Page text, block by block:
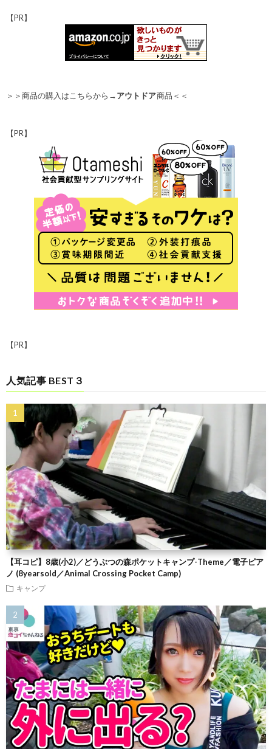
【PR】
＞＞商品の購入はこちらから→アウトドア商品＜＜
【PR】
【PR】
人気記事 BEST３
【耳コピ】8歳(小2)／どうぶつの森ポケットキャンプ-Theme／電子ピア
ノ (8yearsold／Animal Crossing Pocket Camp)
キャンプ